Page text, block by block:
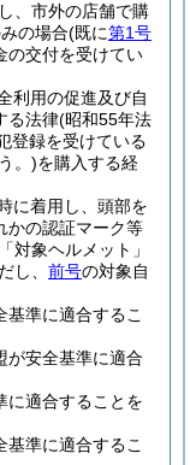
、市外の店舗で購
の場合(既に第1号
の交付を受けてい
利用の促進及び自
る法律(昭和55年法
登録を受けている
。)を購入する経
に着用し、頭部を
かの認証マーク等
対象ヘルメット」
し、 前号の対象自
準に適合するこ
が安全基準に適合
に適合することを
準に適合するこ